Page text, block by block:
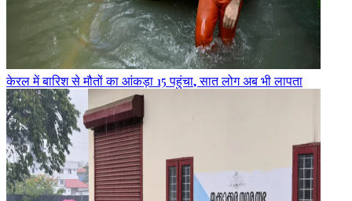
केरल में बारिश से मौतों का आंकड़ा 15 पहुंचा, सात लोग अब भी लापता